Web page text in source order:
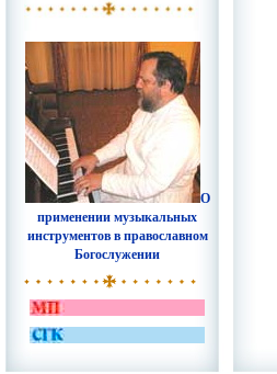
О
применении музыкальных
инструментов в православном
Богослужении